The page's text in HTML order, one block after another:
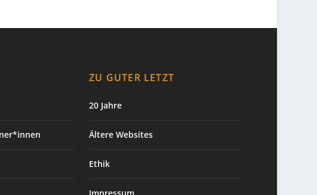
ZU GUTER LETZT
20 Jahre
Ältere Websites
Ethik